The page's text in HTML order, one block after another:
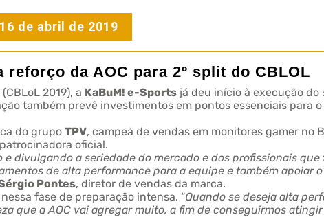
16 de abril de 2019
reforço da AOC para 2º split do CBLOL
(CBLoL 2019), a KaBuM! e-Sports já deu início à execução
também prevê investimentos em pontos essenciais para
do grupo TPV, campeã de vendas em monitores gamer no
oficial.
divulgando a seriedade do mercado e dos profissionais
de alta performance para a equipe e também apoiar
Pontes, diretor de vendas da marca.
fase de preparação intensa. “Quando se deseja alta
que a AOC vai agregar muito, a fim de conseguirmos